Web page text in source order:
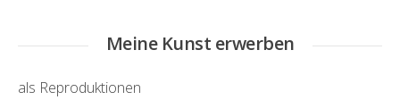
Meine Kunst erwerben
als Reproduktionen